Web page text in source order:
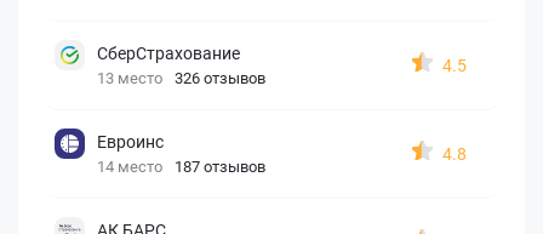
СберСтрахование
13 место 326 отзывов
4.5
Евроинс
14 место 187 отзывов
4.8
АК БАРС